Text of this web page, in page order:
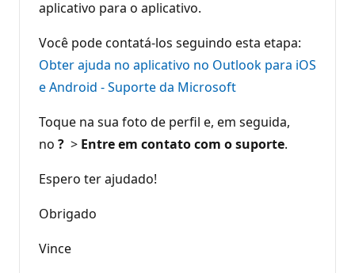
aplicativo para o aplicativo.
Você pode contatá-los seguindo esta etapa:
Obter ajuda no aplicativo no Outlook para iOS
e Android - Suporte da Microsoft
Toque na sua foto de perfil e, em seguida,
no ? > Entre em contato com o suporte.
Espero ter ajudado!
Obrigado
Vince